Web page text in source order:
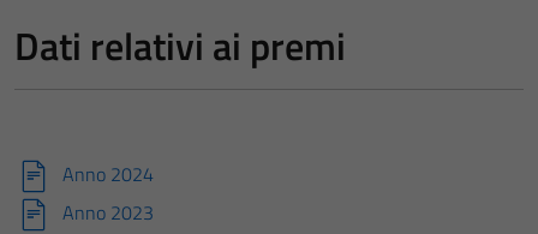
Dati relativi ai premi
Anno 2024
Anno 2023